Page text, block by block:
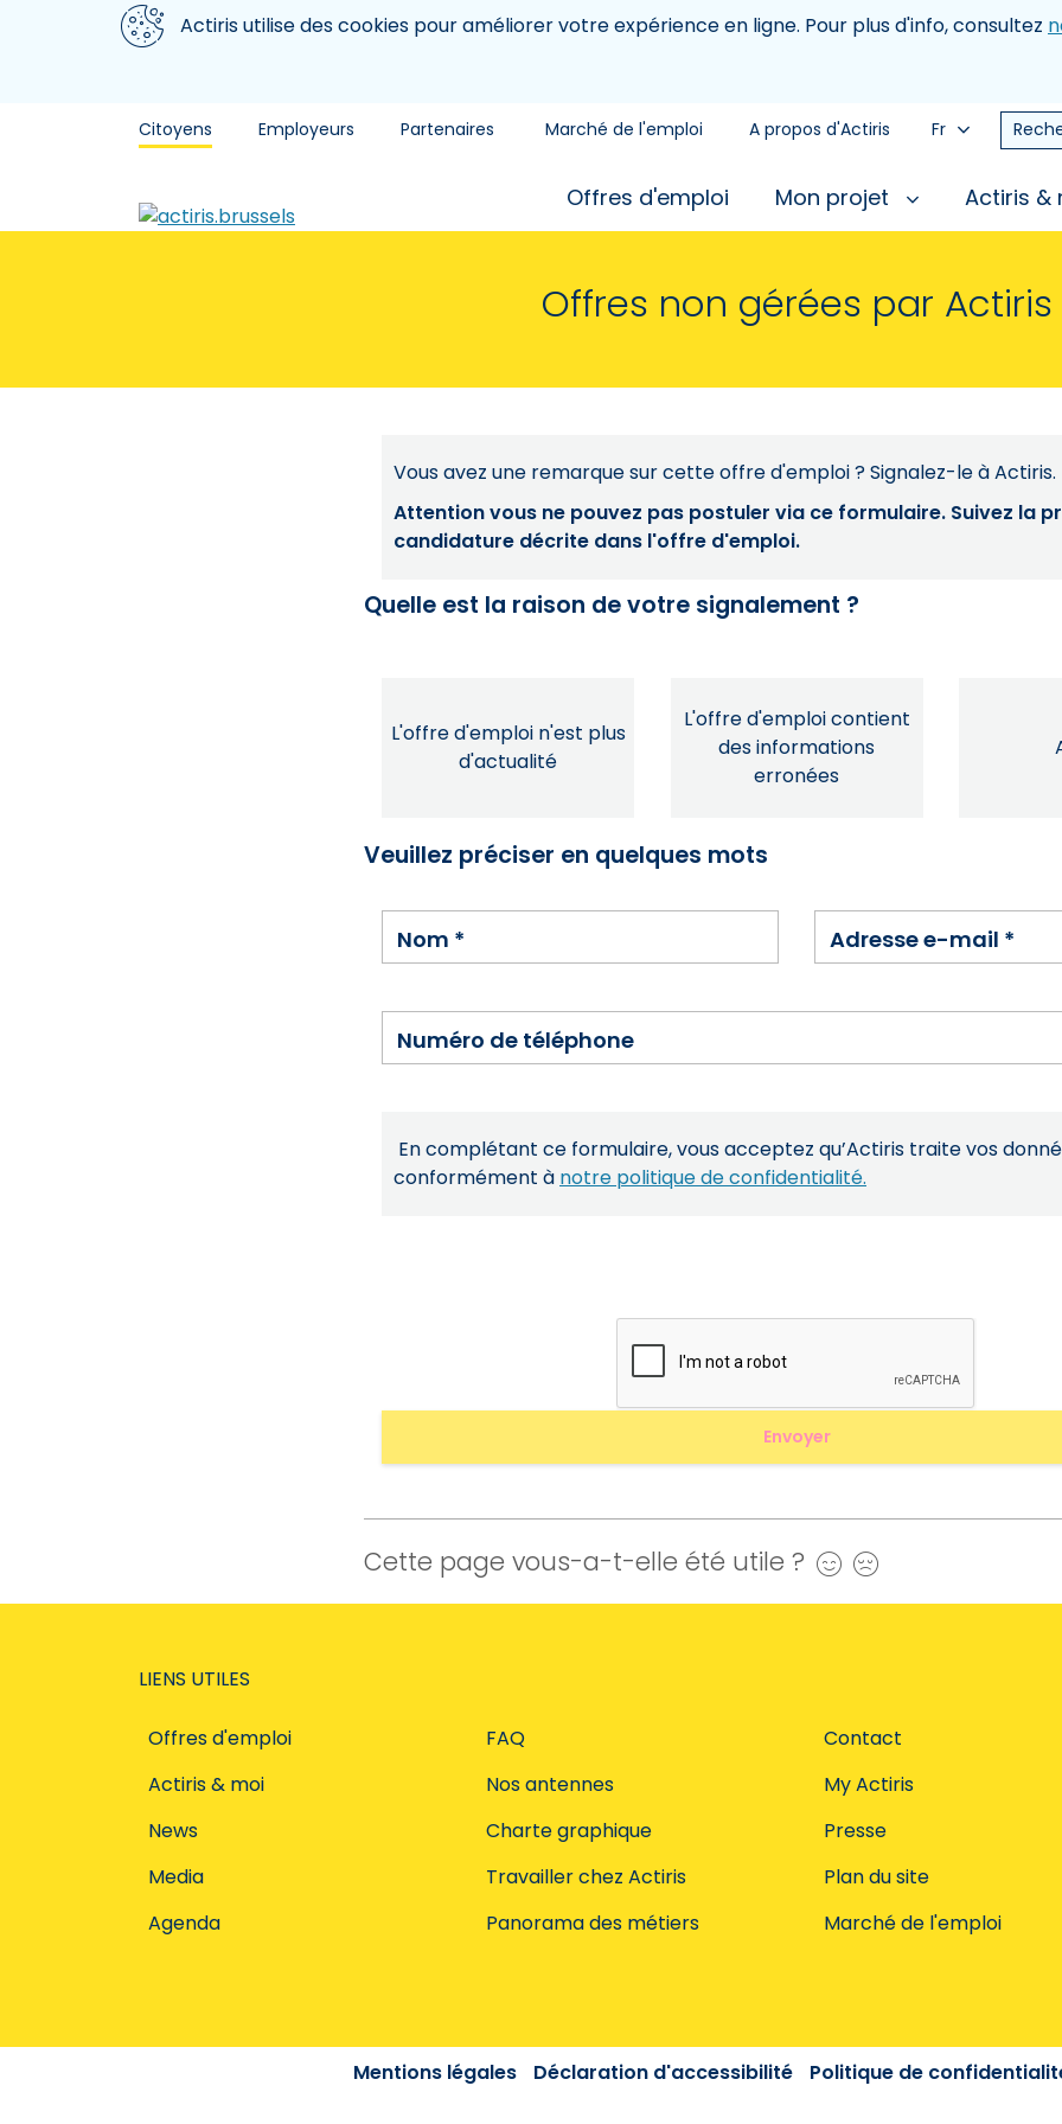
Aller au contenu principal
Nous utilisons des cookiesActiris utilise des cookies pour améliorer votre expérience en ligne. Pour plus d'info, consultez
Citoyens Employeurs Partenaires Marché de l'emploi A propos d'Actiris Fr
Offres d'emploi Mon projet Actiris
Offres non gérées par Actiris
Vous avez une remarque sur cette offre d'emploi ? Signalez-le à Actiris.
Attention vous ne pouvez pas postuler via ce formulaire. Suivez la
candidature décrite dans l'offre d'emploi.
Quelle est la raison de votre signalement ?
L'offre d'emploi n'est plus
d'actualité
L'offre d'emploi contient
des informations
erronées
Veuillez préciser en quelques mots
Nom * Adresse e-mail *
Numéro de téléphone
En complétant ce formulaire, vous acceptez qu’Actiris traite vos
conformément à notre politique de confidentialité.
Cette page vous-a-t-elle été utile ? Oui
LIENS UTILES
Offres d'emploi
Actiris & moi
News
Media
Agenda
FAQ
Nos antennes
Charte graphique
Travailler chez Actiris
Panorama des métiers
Contact
My Actiris
Presse
Plan du site
Marché de l'emploi
Mentions légales Déclaration d'accessibilité Politique de